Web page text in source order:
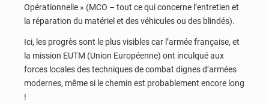
Opérationnelle » (MCO – tout ce qui concerne l’entretien et
la réparation du matériel et des véhicules ou des blindés).
Ici, les progrès sont le plus visibles car l’armée française, et
la mission EUTM (Union Européenne) ont inculqué aux
forces locales des techniques de combat dignes d’armées
modernes, même si le chemin est probablement encore long
!